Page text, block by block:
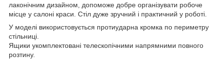
лаконічним дизайном, допоможе добре організувати робоче
місце у салоні краси. Стіл дуже зручний і практичний у роботі.
У моделі використовується протиударна кромка по периметру
стільниці.
Ящики укомплектовані телескопічними напрямними повного
розтину.